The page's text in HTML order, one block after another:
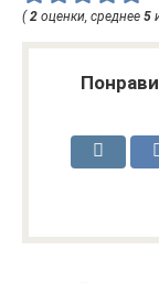
(2 оценки, среднее 5